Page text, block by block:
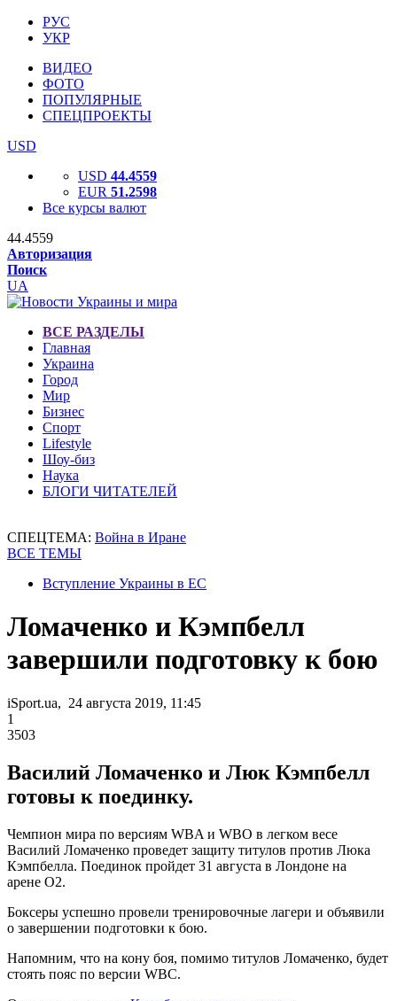
РУС
УКР
ВИДЕО
ФОТО
ПОПУЛЯРНЫЕ
СПЕЦПРОЕКТЫ
USD
USD 44.4559
EUR 51.2598
Все курсы валют
44.4559
Авторизация
Поиск
UA
ВСЕ РАЗДЕЛЫ
Главная
Украина
Город
Мир
Бизнес
Спорт
Lifestyle
Шоу-биз
Наука
БЛОГИ ЧИТАТЕЛЕЙ
СПЕЦТЕМА: Война в Иране
ВСЕ ТЕМЫ
Вступление Украины в ЕС
Ломаченко и Кэмпбелл
завершили подготовку к бою
iSport.ua, 24 августа 2019, 11:45
1
3503
Василий Ломаченко и Люк Кэмпбелл
готовы к поединку.
Чемпион мира по версиям WBA и WBO в легком весе
Василий Ломаченко проведет защиту титулов против Люка
Кэмпбелла. Поединок пройдет 31 августа в Лондоне на
арене O2.
Боксеры успешно провели тренировочные лагери и объявили
о завершении подготовки к бою.
Напомним, что на кону боя, помимо титулов Ломаченко, будет
стоять пояс по версии WBC.